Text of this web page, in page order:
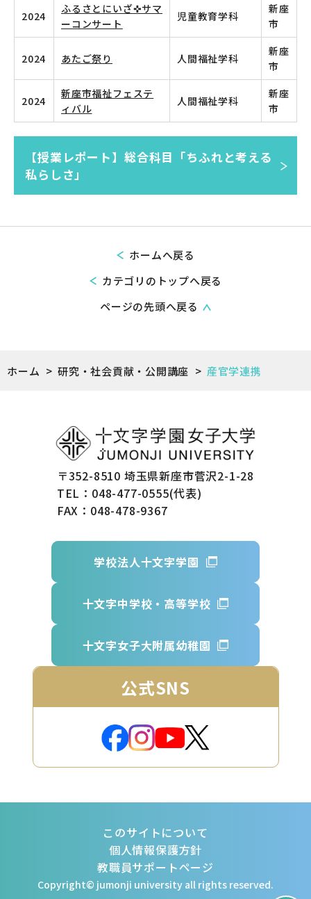
2024
ふるさとにいざ✜サマ
ーコンサート
児童教育学科
新座
市
2024 あたご祭り 人間福祉学科
新座
市
2024
新座市福祉フェステ
ィバル
人間福祉学科
新座
市
【授業レポート】総合科目「ちふれと考える
私らしさ」
カテゴリのトップへ戻る
ホームへ戻る
ページの先頭へ戻る
ホーム >研究・社会貢献・公開講座 > 産官学連携
〒352-8510 埼玉県新座市菅沢2-1-28
TEL：048-477-0555(代表)
FAX：048-478-9367
学校法人十文字学園
十文字中学校・高等学校
十文字女子大附属幼稚園
公式SNS
Copyright© jumonji university all rights reserved.
このサイトについて
個人情報保護方針
教職員サポートページ